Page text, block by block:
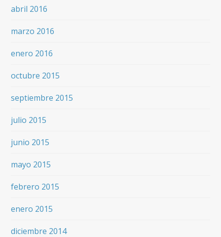
abril 2016
marzo 2016
enero 2016
octubre 2015
septiembre 2015
julio 2015
junio 2015
mayo 2015
febrero 2015
enero 2015
diciembre 2014